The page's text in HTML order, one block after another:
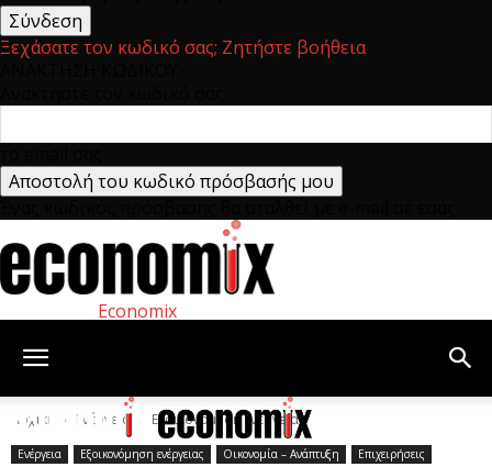
Ξεχάσατε τον κωδικό σας; Ζητήστε βοήθεια
Economix
Αρχική Ενέργεια Εξοικονόμηση ενέργειας
Ενέργεια Εξοικονόμηση ενέργειας Οικονομία – Ανάπτυξη
Επιχειρήσεις